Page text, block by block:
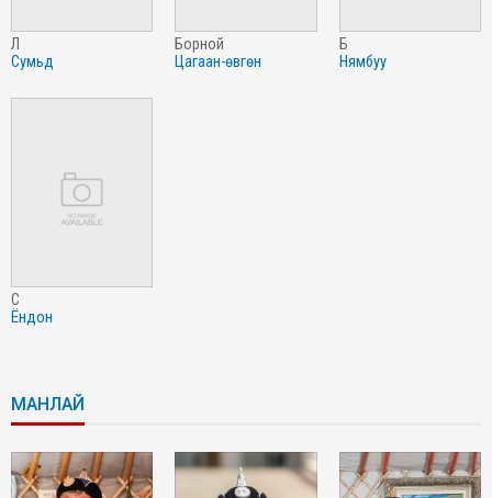
л
сумьд
борной
цагаан-өвгөн
б
нямбуу
с
ёндон
МАНЛАЙ